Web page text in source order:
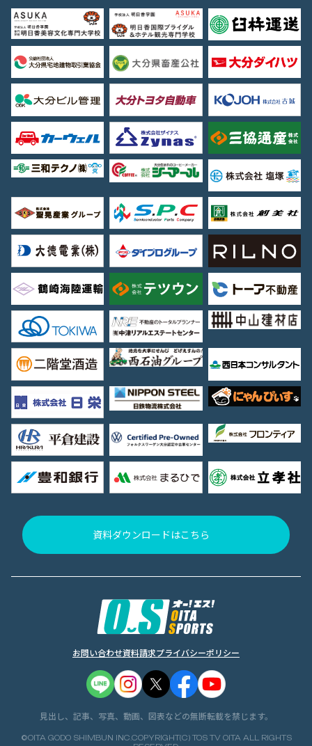
資料ダウンロードはこちら
お問い合わせ資料請求プライバシーポリシー
見出し、記事、写真、動画、図表などの無断転載を禁じます。
©OITA GODO SHIMBUN INC.COPYRIGHT(C) TOS TV OITA ALL RIGHTS